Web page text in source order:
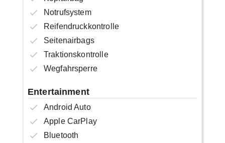
Notrufsystem
Reifendruckkontrolle
Seitenairbags
Traktionskontrolle
Wegfahrsperre
Entertainment
Android Auto
Apple CarPlay
Bluetooth